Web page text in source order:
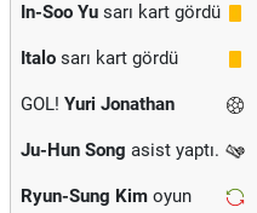
In-Soo Yu sarı kart gördü
Italo sarı kart gördü
GOL! Yuri Jonathan
Ju-Hun Song asist yaptı.
Ryun-Sung Kim oyun